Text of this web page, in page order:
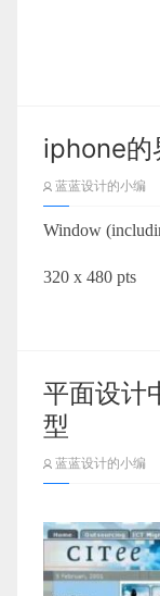
最近有很多设
该让我们的用
们的网站，应
常模糊的概念
信念，其实不
么东西，还
iphone的
蓝蓝设计的小编
Window
320 x 480 pts
平面设计
型
蓝蓝设计的小编